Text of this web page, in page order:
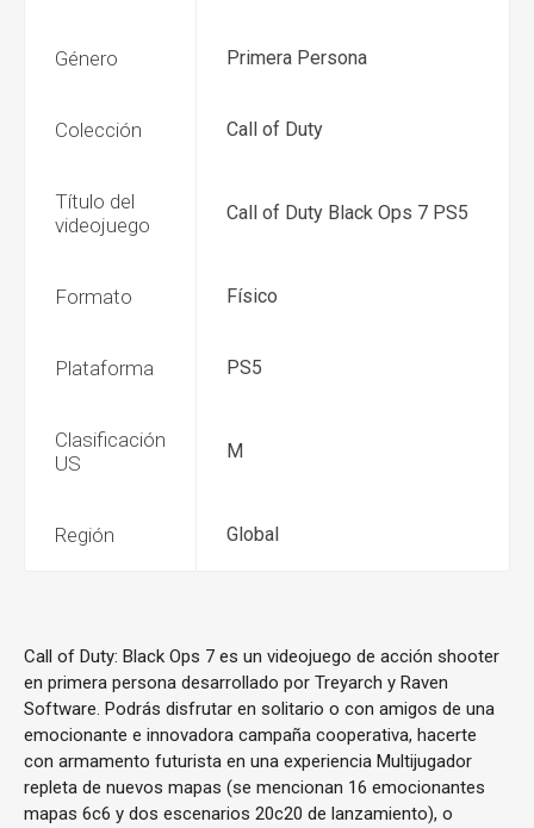
Género Primera Persona
Colección Call of Duty
Título del
videojuego
Call of Duty Black Ops 7 PS5
Formato Físico
Plataforma PS5
Clasificación
US
M
Región Global
Call of Duty: Black Ops 7 es un videojuego de acción shooter
en primera persona desarrollado por Treyarch y Raven
Software. Podrás disfrutar en solitario o con amigos de una
emocionante e innovadora campaña cooperativa, hacerte
con armamento futurista en una experiencia Multijugador
repleta de nuevos mapas (se mencionan 16 emocionantes
mapas 6c6 y dos escenarios 20c20 de lanzamiento), o